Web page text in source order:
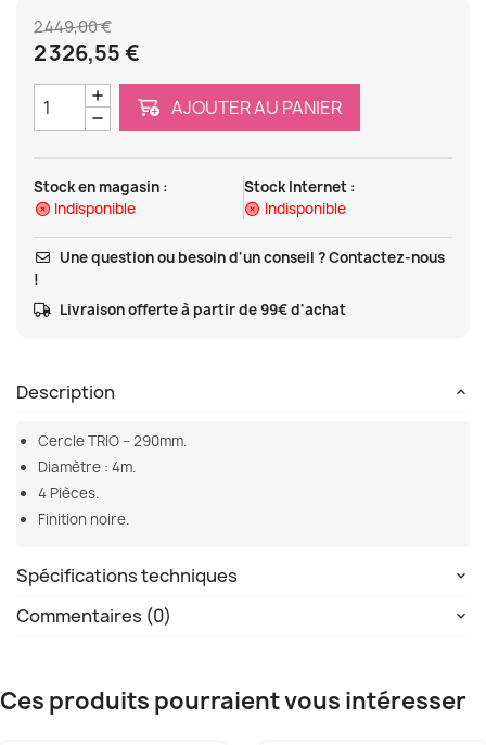
2 449,00 €
2 326,55 €
AJOUTER AU PANIER
Stock en magasin :
Indisponible
Stock Internet :
Indisponible
Une question ou besoin d'un conseil ? Contactez-nous
!
Livraison offerte à partir de 99€ d'achat
Description
Cercle TRIO – 290mm.
Diamètre : 4m.
4 Pièces.
Finition noire.
Spécifications techniques
Commentaires (0)
Ces produits pourraient vous intéresser